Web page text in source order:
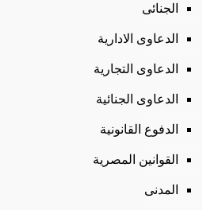
الجنائى
الدعاوى الادارية
الدعاوى التجارية
الدعاوى الجنائية
الدفوع القانونية
القوانين المصرية
المدنى